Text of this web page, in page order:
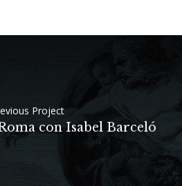
Project
con Isabel Barceló
Podcast
Contacto